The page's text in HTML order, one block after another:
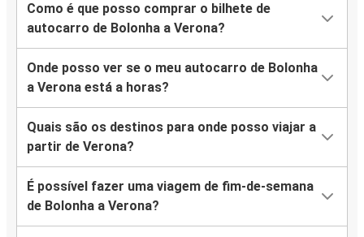
Como é que posso comprar o bilhete de
autocarro de Bolonha a Verona?
Onde posso ver se o meu autocarro de Bolonha
a Verona está a horas?
Quais são os destinos para onde posso viajar a
partir de Verona?
É possível fazer uma viagem de fim-de-semana
de Bolonha a Verona?